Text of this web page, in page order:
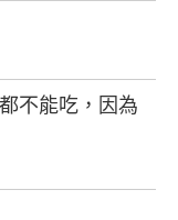
不能吃，因為